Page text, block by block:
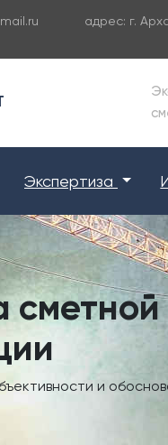
адрес: г.
Экспертиза
сметной
и